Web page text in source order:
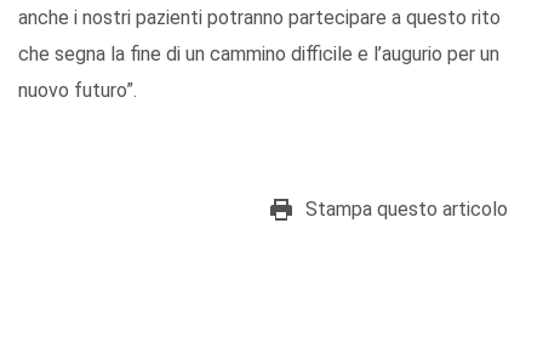
anche i nostri pazienti potranno partecipare a questo rito
che segna la fine di un cammino difficile e l’augurio per un
nuovo futuro”.
Stampa questo articolo